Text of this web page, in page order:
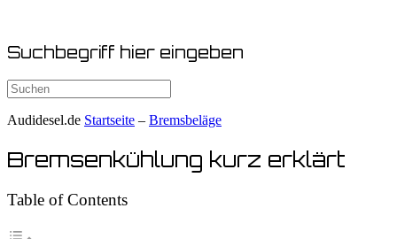
Suchbegriff hier eingeben
Suchen
nach:
Audidesel.de Startseite – Bremsbeläge
Bremsenkühlung kurz erklärt
Table of Contents